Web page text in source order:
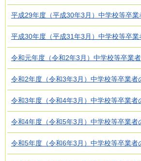
平成29年度（平成30年3月）中学校等卒業
平成30年度（平成31年3月）中学校等卒業
令和元年度（令和2年3月）中学校等卒業
令和2年度（令和3年3月）中学校等卒業者
令和3年度（令和4年3月）中学校等卒業者
令和4年度（令和5年3月）中学校等卒業者
令和5年度（令和6年3月）中学校等卒業者